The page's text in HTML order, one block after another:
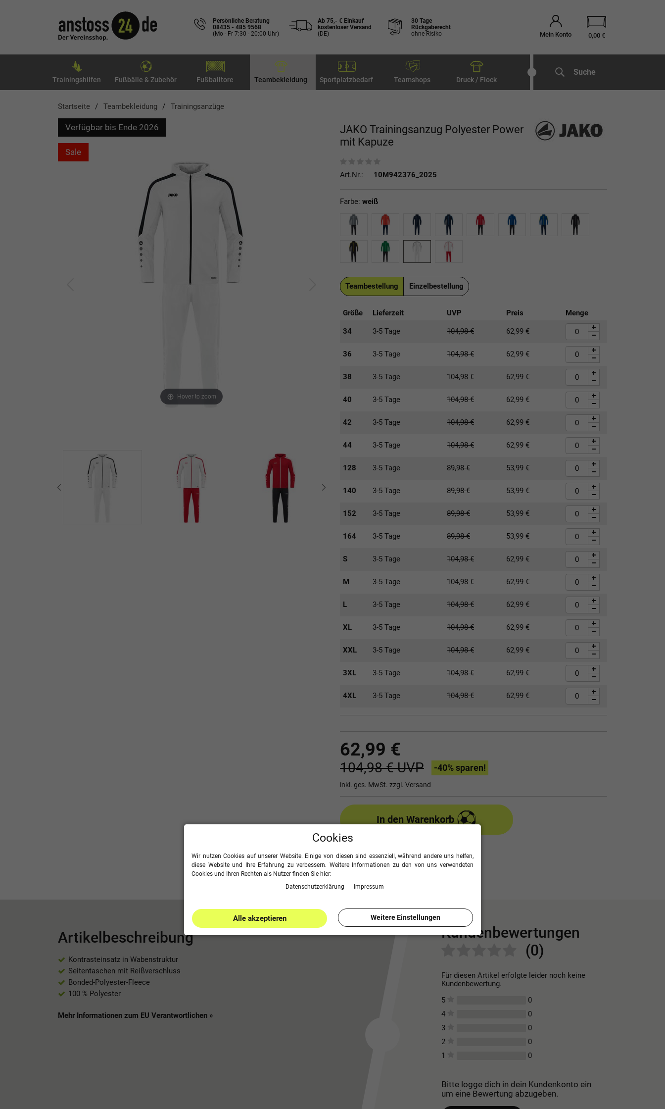
Persönliche Beratung
08435 - 485 9568
(Mo - Fr 7:30 - 20:00 Uhr)
Ab 75,- € Einkauf
kostenloser Versand
(DE)
30 Tage
Rückgaberecht
ohne Risiko
Mein Konto 0,00 €
Trainingshilfen Fußbälle & Zubehör Fußballtore Teambekleidung Sportplatzbedarf Teamshops Druck / Flock
Suche
Startseite Teambekleidung Trainingsanzüge
Verfügbar bis Ende 2026
Sale
Hover to zoom
JAKO Trainingsanzug Polyester Power
mit Kapuze
Art.Nr.: 10M942376_2025
Farbe: weiß
Teambestellung Einzelbestellung
Größe Lieferzeit UVP Preis Menge
34 3-5 Tage 104,98€ 62,99 €
36 3-5 Tage 104,98€ 62,99 €
38 3-5 Tage 104,98€ 62,99 €
40 3-5 Tage 104,98€ 62,99 €
42 3-5 Tage 104,98€ 62,99 €
44 3-5 Tage 104,98€ 62,99 €
128 3-5 Tage 89,98€ 53,99 €
140 3-5 Tage 89,98€ 53,99 €
152 3-5 Tage 89,98€ 53,99 €
164 3-5 Tage 89,98€ 53,99 €
S 3-5 Tage 104,98€ 62,99 €
M 3-5 Tage 104,98€ 62,99 €
L 3-5 Tage 104,98€ 62,99 €
XL 3-5 Tage 104,98€ 62,99 €
XXL 3-5 Tage 104,98€ 62,99 €
3XL 3-5 Tage 104,98€ 62,99 €
4XL 3-5 Tage 104,98€ 62,99 €
62,99 €
104,98 €UVP -40% sparen!
inkl. ges. MwSt. zzgl. Versand
In den Warenkorb
Seite drucken Größentabelle
Artikelbeschreibung
Kontrasteinsatz in Wabenstruktur
Seitentaschen mit Reißverschluss
Bonded-Polyester-Fleece
100 % Polyester
Mehr Informationen zum EU Verantwortlichen »
Kundenbewertungen
(0)
Für diesen Artikel erfolgte leider noch keine
Kundenbewertung.
5
0
4
0
3
0
2
0
1
0
Bitte logge dich in dein Kundenkonto ein
um eine Bewertung abzugeben.
Cookies
Wir nutzen Cookies auf unserer Website. Einige von diesen sind essenziell, während andere uns helfen,
diese Website und Ihre Erfahrung zu verbessern. Weitere Informationen zu den von uns verwendeten
Cookies und Ihren Rechten als Nutzer finden Sie hier:
Daten­schutz­erklärung
Impressum
Alle akzeptieren Weitere Einstellungen